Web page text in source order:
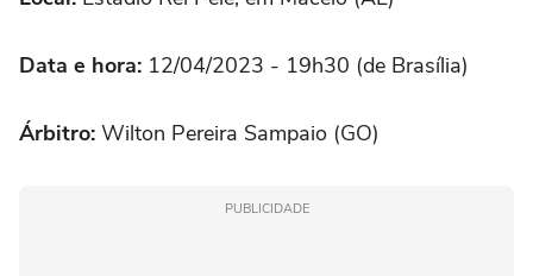
Data e hora: 12/04/2023 - 19h30 (de Brasília)
Árbitro: Wilton Pereira Sampaio (GO)
PUBLICIDADE